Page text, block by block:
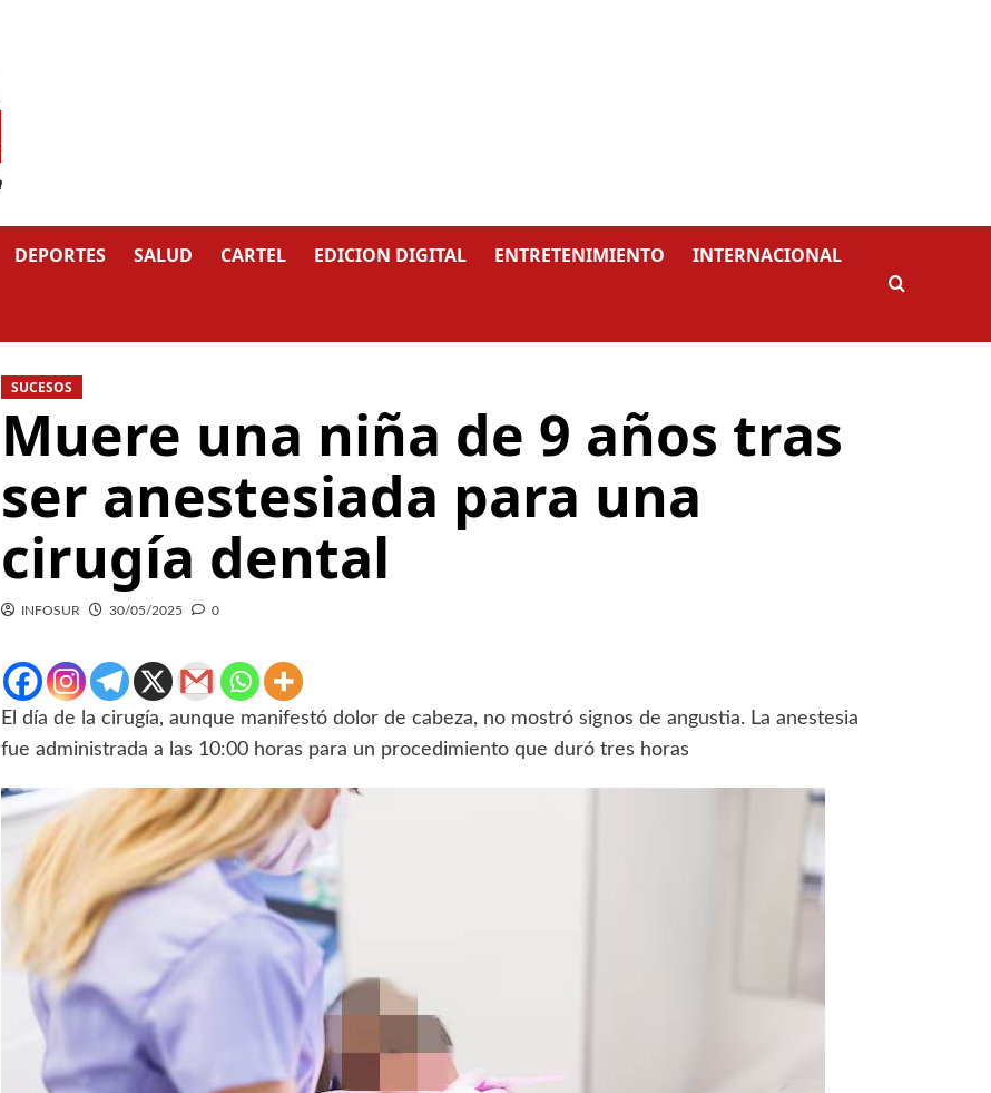
DEPORTES SALUD CARTEL EDICION DIGITAL ENTRETENIMIENTO INTERNACIONAL
SUCESOS
Muere una niña de 9 años tras
ser anestesiada para una
cirugía dental
INFOSUR 30/05/2025 0
El día de la cirugía, aunque manifestó dolor de cabeza, no mostró signos de angustia. La anestesia
fue administrada a las 10:00 horas para un procedimiento que duró tres horas